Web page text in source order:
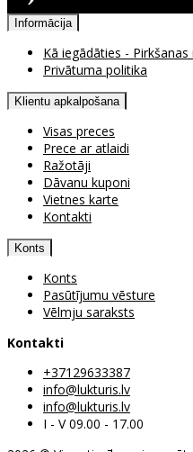
Informācija
Kā iegādāties -
Privātuma politika
Klientu apkalpošana
Visas preces
Prece ar atlaidi
Ražotāji
Dāvanu kuponi
Vietnes karte
Kontakti
Konts
Konts
Pasūtījumu vēsture
Vēlmju saraksts
Kontakti
+37129633387
info@lukturis.lv
info@lukturis.lv
I - V 09.00 - 17.00